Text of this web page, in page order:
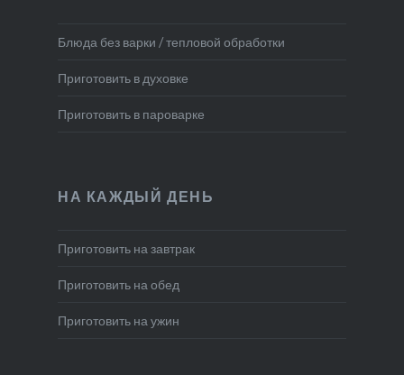
Блюда без варки / тепловой обработки
Приготовить в духовке
Приготовить в пароварке
НА КАЖДЫЙ ДЕНЬ
Приготовить на завтрак
Приготовить на обед
Приготовить на ужин